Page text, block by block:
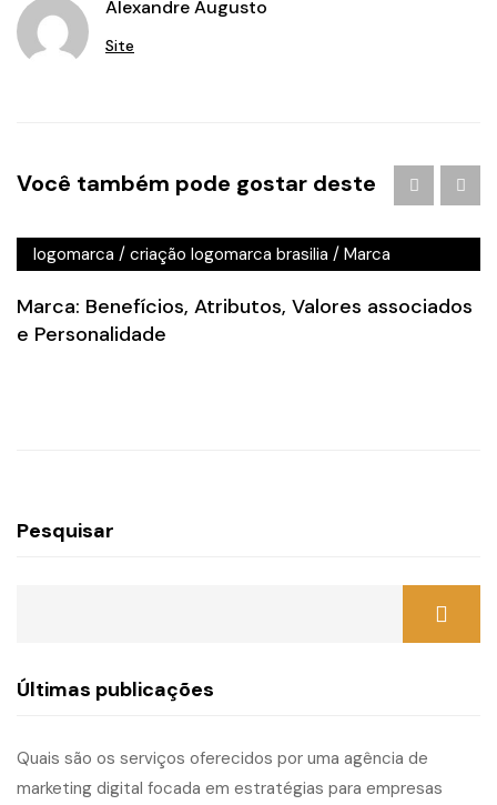
Alexandre Augusto
Site
Você também pode gostar deste
agencia de
publicidade em brasilia/Branding/ criação de logo
logomarca / criação logomarca brasilia / Marca
Marca: Benefícios, Atributos, Valores associados
e Personalidade
Pesquisar
Últimas publicações
Quais são os serviços oferecidos por uma agência de
marketing digital focada em estratégias para empresas